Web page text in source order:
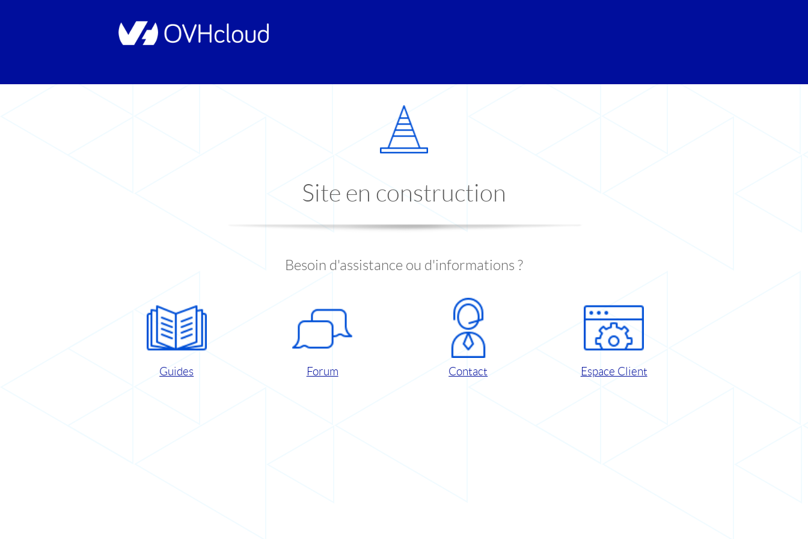
Site en construction
Besoin d'assistance ou d'informations ?
Guides Forum Contact Espace Client